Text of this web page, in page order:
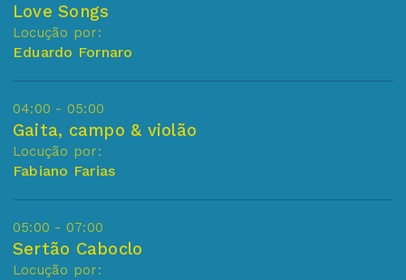
Love Songs
Locução por:
Eduardo Fornaro
04:00 - 05:00
Gaita, campo & violão
Locução por:
Fabiano Farias
05:00 - 07:00
Sertão Caboclo
Locução por: